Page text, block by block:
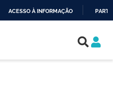
ACESSO À INFORMAÇÃO